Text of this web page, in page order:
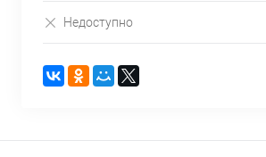
Недоступно